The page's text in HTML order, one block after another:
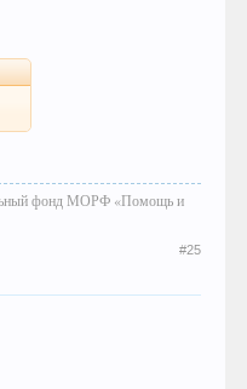
фонд МОРФ «Помощь и
#25